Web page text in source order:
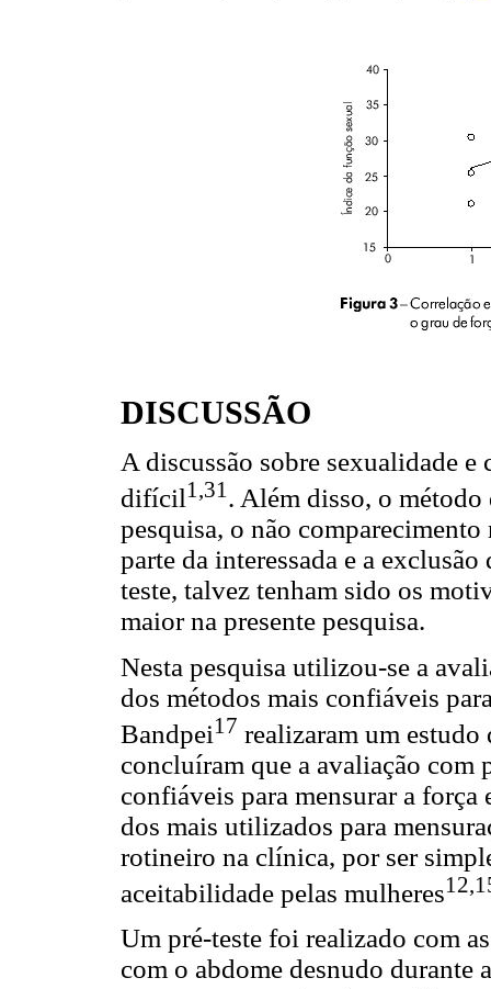
DISCUSSÃO
A discussão sobre sexualidade
difícil1,31 . Além disso, o
pesquisa, o não
parte da interessada e a
teste, talvez tenham sido os
maior na presente pesquisa.
Nesta pesquisa utilizou-se a
dos métodos mais confiáveis
Bandpei17 realizaram um
concluíram que a avaliação com
confiáveis para mensurar a
dos mais utilizados para
rotineiro na clínica, por ser
aceitabilidade pelas mulheres
Um pré-teste foi realizado com
com o abdome desnudo durante